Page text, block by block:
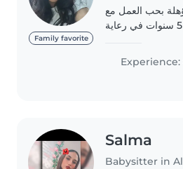
Family favorite
بحب العمل مع
الأطفال. لدي خبرة 5 سنوات في رعاية
Experience:
Salma
Babysitter in